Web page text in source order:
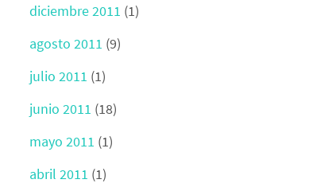
diciembre 2011 (1)
agosto 2011 (9)
julio 2011 (1)
junio 2011 (18)
mayo 2011 (1)
abril 2011 (1)